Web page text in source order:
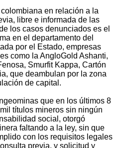
en relación a la
libre e informada de las
los casos denunciados es el
en el departamento del
por el Estado, empresas
como la AngloGold Ashanti,
Smurfit Kappa, Cartón
que deambulan por la zona
de capital.
que en los últimos 8
títulos mineros sin ningún
social, otorgó
faltando a la ley, sin que
con los requisitos legales
previa, y solicitud y